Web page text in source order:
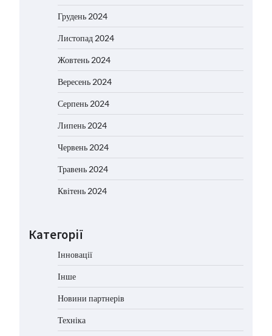
Грудень 2024
Листопад 2024
Жовтень 2024
Вересень 2024
Серпень 2024
Липень 2024
Червень 2024
Травень 2024
Квітень 2024
Категорії
Інновації
Інше
Новини партнерів
Техніка